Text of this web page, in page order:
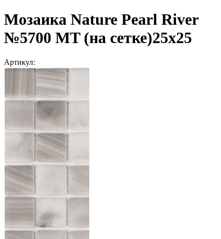
Мозаика Nature Pearl River
№5700 MT (на сетке)25x25
Артикул: